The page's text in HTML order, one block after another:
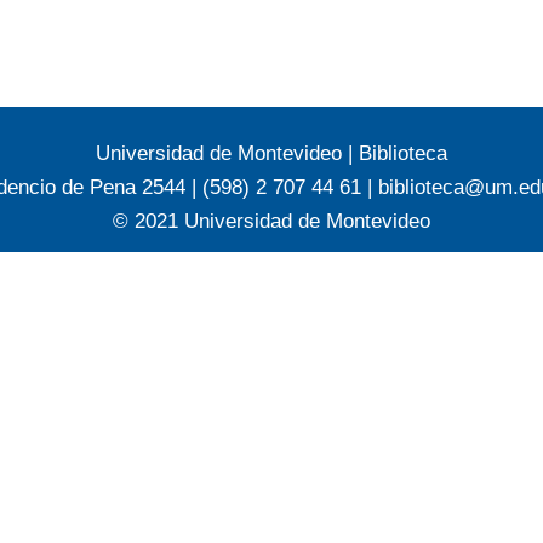
Universidad de Montevideo | Biblioteca
de Pena 2544 | (598) 2 707 44 61 |
© 2021 Universidad de Montevideo